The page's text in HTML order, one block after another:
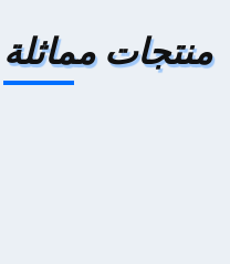
منتجات مماثلة